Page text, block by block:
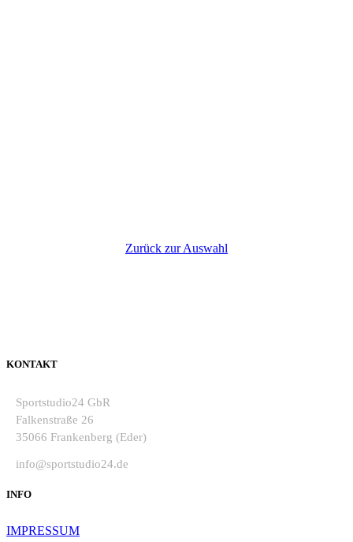
Zurück zur Auswahl
KONTAKT
Sportstudio24 GbR
Falkenstraße 26
35066 Frankenberg (Eder)
info@sportstudio24.de
INFO
IMPRESSUM